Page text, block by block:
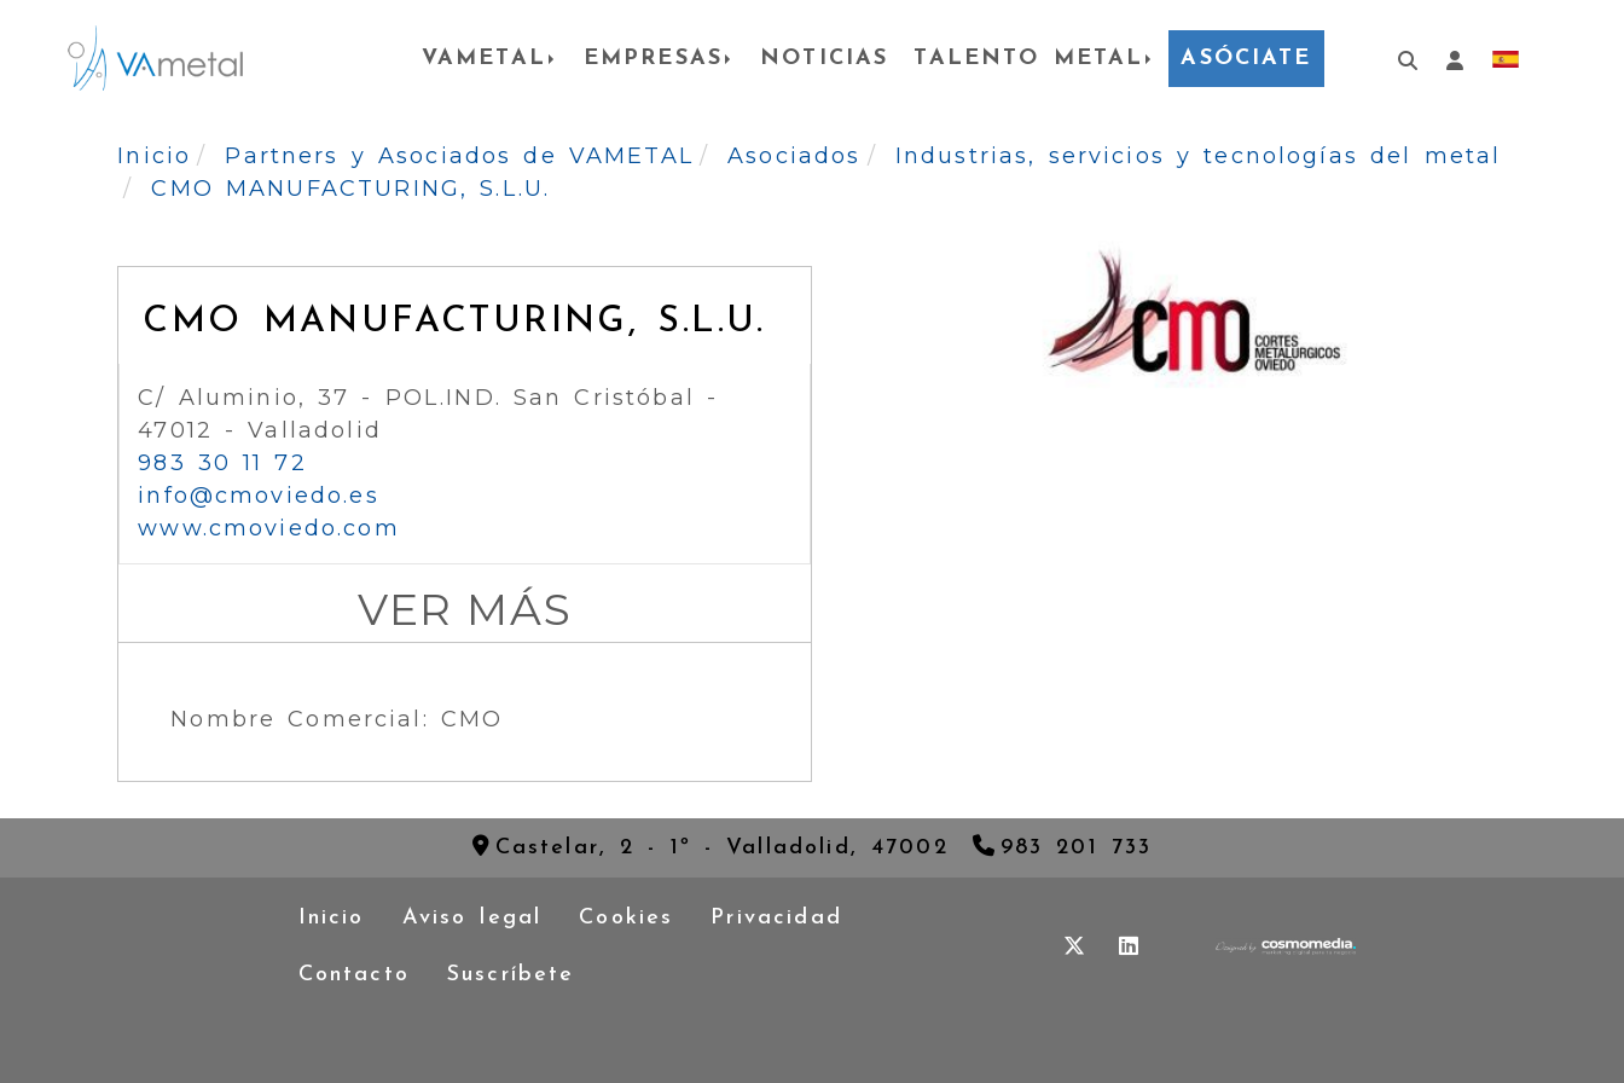
VAMETAL EMPRESAS NOTICIAS TALENTO METAL ASÓCIATE
Inicio Partners y Asociados de VAMETAL Asociados
Industrias, servicios y tecnologías del metal
CMO MANUFACTURING, S.L.U.
CMO MANUFACTURING, S.L.U.
C/ Aluminio, 37 - POL.IND. San Cristóbal -
47012 - Valladolid
983 30 11 72
info
cmoviedo.es
www.cmoviedo.com
VER MÁS
Nombre Comercial: CMO
Castelar, 2 - 1º - Valladolid, 47002 983 201 733
Inicio Aviso legal Cookies Privacidad
Contacto Suscríbete